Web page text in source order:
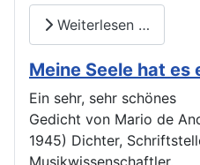
Weiterlesen …
Meine Seele hat es
Ein sehr, sehr schönes
Gedicht von Mario de
1945) Dichter,
Musikwissenschaftler.